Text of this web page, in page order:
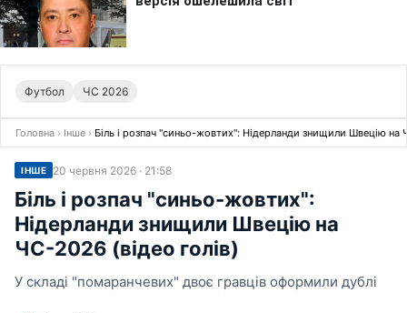
Футбол ЧС 2026
Головна › Інше › Біль і розпач "синьо-жовтих": Нідерланди знищили Швецію на
ІНШЕ 20 червня 2026 · 21:58
Біль і розпач "синьо-жовтих":
Нідерланди знищили Швецію на
ЧС-2026 (відео голів)
У складі "помаранчевих" двоє гравців оформили дублі